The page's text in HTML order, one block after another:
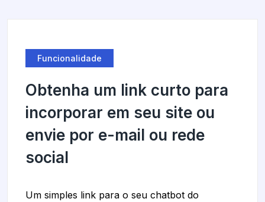
Funcionalidade
Obtenha um link curto para
incorporar em seu site ou
envie por e-mail ou rede
social
Um simples link para o seu chatbot do